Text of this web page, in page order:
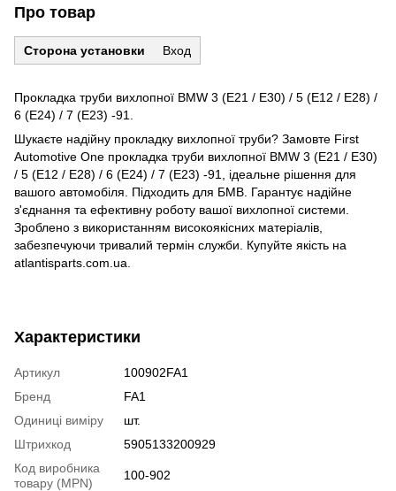
Про товар
Сторона установки Вход
Прокладка труби вихлопної BMW 3 (E21 / E30) / 5 (E12 / E28) /
6 (E24) / 7 (E23) -91.
Шукаєте надійну прокладку вихлопної труби? Замовте First
Automotive One прокладка труби вихлопної BMW 3 (E21 / E30)
/ 5 (E12 / E28) / 6 (E24) / 7 (E23) -91, ідеальне рішення для
вашого автомобіля. Підходить для БМВ. Гарантує надійне
з'єднання та ефективну роботу вашої вихлопної системи.
Зроблено з використанням високоякісних матеріалів,
забезпечуючи тривалий термін служби. Купуйте якість на
atlantisparts.com.ua.
Характеристики
Артикул
100902FA1
Бренд
FA1
Одиниці виміру
шт.
Штрихкод
5905133200929
Код виробника
товару (MPN)
100-902